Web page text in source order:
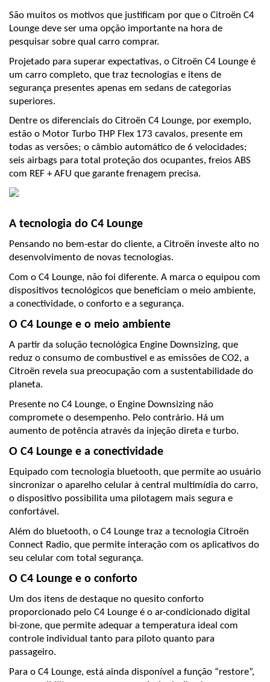
São muitos os motivos que justificam por que o Citroën C4
Lounge deve ser uma opção importante na hora de
pesquisar sobre qual carro comprar.
Projetado para superar expectativas, o Citroën C4 Lounge é
um carro completo, que traz tecnologias e itens de
segurança presentes apenas em sedans de categorias
superiores.
Dentre os diferenciais do Citroën C4 Lounge, por exemplo,
estão o Motor Turbo THP Flex 173 cavalos, presente em
todas as versões; o câmbio automático de 6 velocidades;
seis airbags para total proteção dos ocupantes, freios ABS
com REF + AFU que garante frenagem precisa.
A tecnologia do C4 Lounge
Pensando no bem-estar do cliente, a Citroën investe alto no
desenvolvimento de novas tecnologias.
Com o C4 Lounge, não foi diferente. A marca o equipou com
dispositivos tecnológicos que beneficiam o meio ambiente,
a conectividade, o conforto e a segurança.
O C4 Lounge e o meio ambiente
A partir da solução tecnológica Engine Downsizing, que
reduz o consumo de combustível e as emissões de CO2, a
Citroën revela sua preocupação com a sustentabilidade do
planeta.
Presente no C4 Lounge, o Engine Downsizing não
compromete o desempenho. Pelo contrário. Há um
aumento de potência através da injeção direta e turbo.
O C4 Lounge e a conectividade
Equipado com tecnologia bluetooth, que permite ao usuário
sincronizar o aparelho celular à central multimídia do carro,
o dispositivo possibilita uma pilotagem mais segura e
confortável.
Além do bluetooth, o C4 Lounge traz a tecnologia Citroën
Connect Radio, que permite interação com os aplicativos do
seu celular com total segurança.
O C4 Lounge e o conforto
Um dos itens de destaque no quesito conforto
proporcionado pelo C4 Lounge é o ar-condicionado digital
bi-zone, que permite adequar a temperatura ideal com
controle individual tanto para piloto quanto para
passageiro.
Para o C4 Lounge, está ainda disponível a função “restore”,